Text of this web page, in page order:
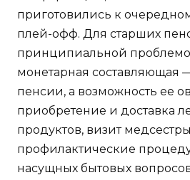
приготовились к
плей-офф. Для старших
принципиальной
монетарная составляющая
пенсии, а возможность ее
приобретение и доставка
продуктов, визит
профилактические
насущных бытовых